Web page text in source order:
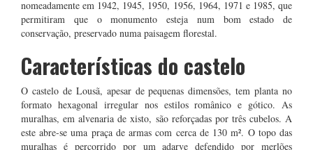
nomeadamente em 1942, 1945, 1950, 1956, 1964, 1971 e 1985, que
permitiram que o monumento esteja num bom estado de
conservação, preservado numa paisagem florestal.
Características do castelo
O castelo de Lousã, apesar de pequenas dimensões, tem planta no
formato hexagonal irregular nos estilos românico e gótico. As
muralhas, em alvenaria de xisto, são reforçadas por três cubelos. A
este abre-se uma praça de armas com cerca de 130m². O topo das
muralhas é percorrido por um adarve defendido por merlões